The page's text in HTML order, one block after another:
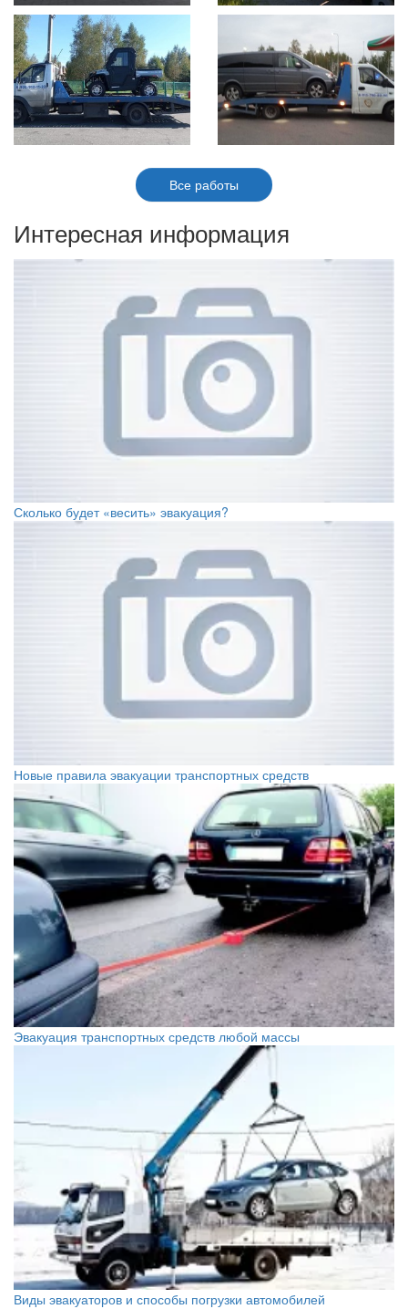
Все работы
Интересная информация
Сколько будет «весить» эвакуация?
Новые правила эвакуации транспортных средств
Эвакуация транспортных средств любой массы
Виды эвакуаторов и способы погрузки автомобилей